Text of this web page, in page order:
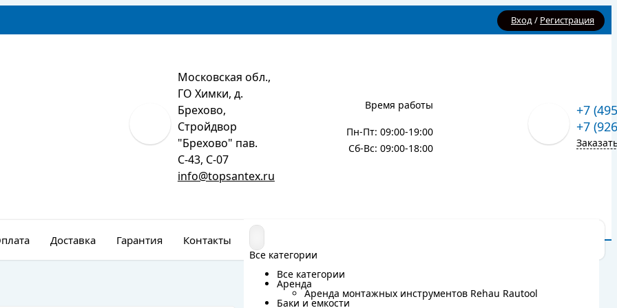
Вход/ Регистрация
Московская обл.,
ГО Химки, д.
Брехово,
Стройдвор
"Брехово" пав.
С-43, С-07
info@topsantex.ru
Время работы
Пн-Пт: 09:00-19:00
Сб-Вс: 09:00-18:00
+7
+7
Все категории
Все категории
Аренда
Аренда монтажных инструментов Rehau Rautool
Баки и емкости
Все категории
Все категории
Аренда
Аренда монтажных инструментов Rehau Rautool
Баки и емкости
Доставка Гарантия Контакты